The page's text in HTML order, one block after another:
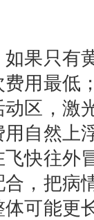
果只有
用最低
区，激
自然上
快往外
，把病
可能更